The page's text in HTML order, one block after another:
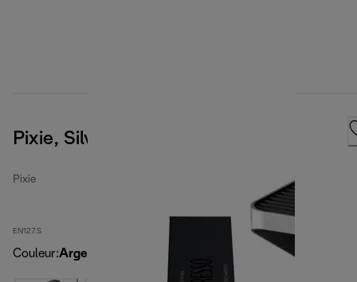
Pixie, Silver
Pixie
EN127.S
Couleur:Argent